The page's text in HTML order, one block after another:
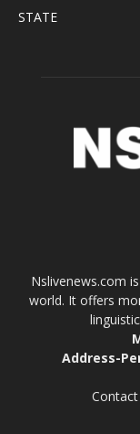
STATE
Nslivenews.com
world. It offers
Address-
Contact